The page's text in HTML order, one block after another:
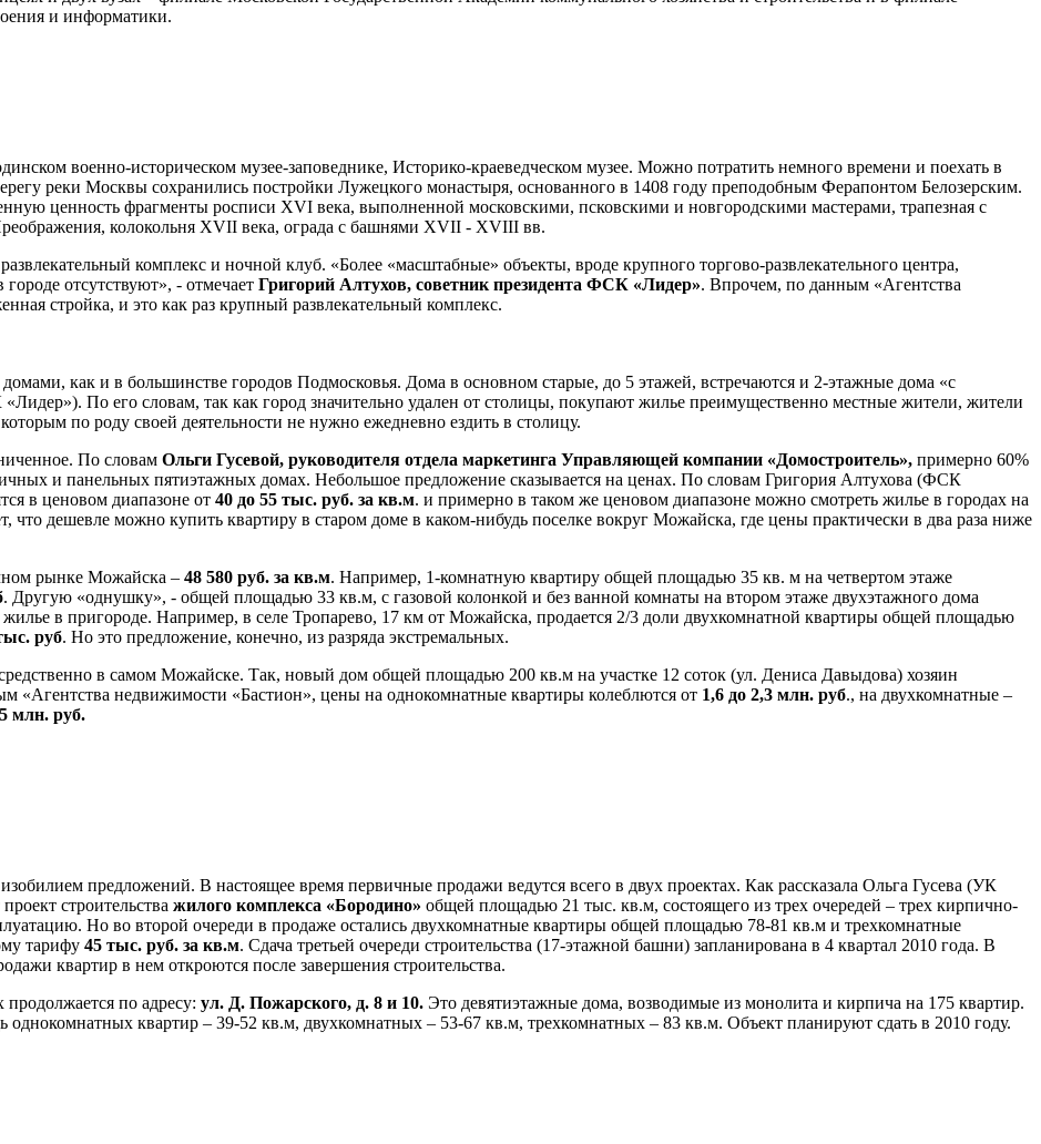
и информатики.
военно-историческом музее-заповеднике, Историко-краеведческом музее. Можно потратить немного времени и поехать в
реки Москвы сохранились постройки Лужецкого монастыря, основанного в 1408 году преподобным Ферапонтом Белозерским.
ценность фрагменты росписи XVI века, выполненной московскими, псковскими и новгородскими мастерами, трапезная с
колокольня ХVII века, ограда с башнями XVII - XVIII вв.
комплекс и ночной клуб. «Более «масштабные» объекты, вроде крупного торгово-развлекательного центра,
отсутствуют», - отмечает Григорий Алтухов, советник президента ФСК «Лидер». Впрочем, по данным «Агентства
стройка, и это как раз крупный развлекательный комплекс.
как и в большинстве городов Подмосковья. Дома в основном старые, до 5 этажей, встречаются и 2-этажные дома «с
По его словам, так как город значительно удален от столицы, покупают жилье преимущественно местные жители, жители
по роду своей деятельности не нужно ежедневно ездить в столицу.
По словам Ольги Гусевой, руководителя отдела маркетинга Управляющей компании «Домостроитель», примерно 60%
и панельных пятиэтажных домах. Небольшое предложение сказывается на ценах. По словам Григория Алтухова (ФСК
в ценовом диапазоне от 40 до 55 тыс. руб. за кв.м. и примерно в таком же ценовом диапазоне можно смотреть жилье в городах на
дешевле можно купить квартиру в старом доме в каком-нибудь поселке вокруг Можайска, где цены практически в два раза ниже
рынке Можайска – 48 580 руб. за кв.м. Например, 1-комнатную квартиру общей площадью 35 кв. м на четвертом этаже
. Другую «однушку», - общей площадью 33 кв.м, с газовой колонкой и без ванной комнаты на втором этаже двухэтажного дома
в пригороде. Например, в селе Тропарево, 17 км от Можайска, продается 2/3 доли двухкомнатной квартиры общей площадью
руб. Но это предложение, конечно, из разряда экстремальных.
в самом Можайске. Так, новый дом общей площадью 200 кв.м на участке 12 соток (ул. Дениса Давыдова) хозяин
«Агентства недвижимости «Бастион», цены на однокомнатные квартиры колеблются от 1,6 до 2,3 млн. руб., на двухкомнатные –
млн. руб.
предложений. В настоящее время первичные продажи ведутся всего в двух проектах. Как рассказала Ольга Гусева (УК
строительства жилого комплекса «Бородино» общей площадью 21 тыс. кв.м, состоящего из трех очередей – трех кирпично-
Но во второй очереди в продаже остались двухкомнатные квартиры общей площадью 78-81 кв.м и трехкомнатные
тарифу 45 тыс. руб. за кв.м. Сдача третьей очереди строительства (17-этажной башни) запланирована в 4 квартал 2010 года. В
квартир в нем откроются после завершения строительства.
по адресу: ул. Д. Пожарского, д. 8 и 10. Это девятиэтажные дома, возводимые из монолита и кирпича на 175 квартир.
квартир – 39-52 кв.м, двухкомнатных – 53-67 кв.м, трехкомнатных – 83 кв.м. Объект планируют сдать в 2010 году.